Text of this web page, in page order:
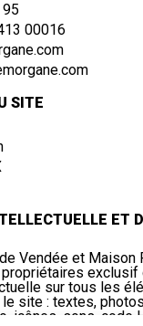
00016
SITE
ET
Vendée et Maison
sur tous les
site : textes,
icônes, sons, code